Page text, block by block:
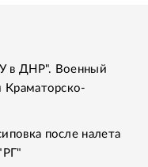
в ДНР". Военный
Краматорско-
после налета